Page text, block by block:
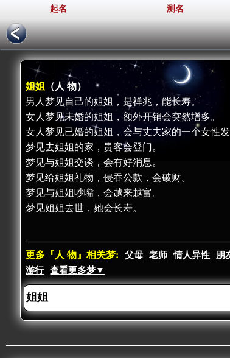
起名 测名
姐姐
（人 物）
男人梦见自己的姐姐，是祥兆，能长寿。
女人梦见未婚的姐姐，额外开销会突然增多。
女人梦见已婚的姐姐，会与丈夫家的一个女性发
梦见去姐姐的家，贵客会登门。
梦见与姐姐交谈，会有好消息。
梦见给姐姐礼物，侵吞公款，会破财。
梦见与姐姐吵嘴，会越来越富。
梦见姐姐去世，她会长寿。
更多『人 物』相关梦: 父母 老师 情人异性 朋
游行
查看更多梦▼